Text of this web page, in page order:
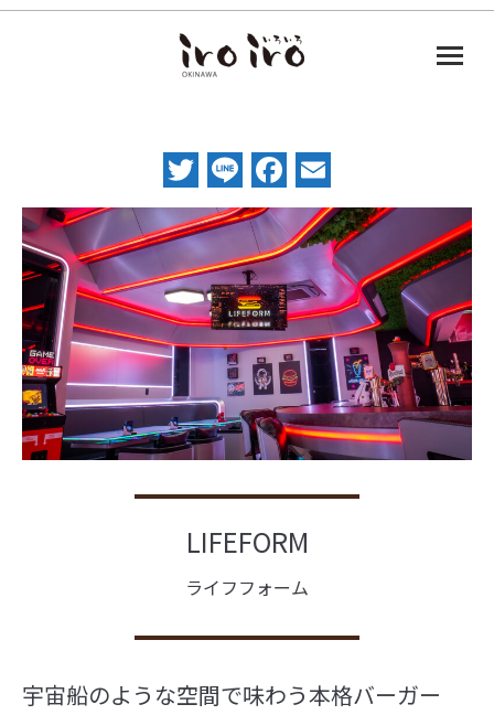
Twitter
LineFacebook
LIFEFORM
ライフフォーム
宇宙船のような空間で味わう本格バーガー